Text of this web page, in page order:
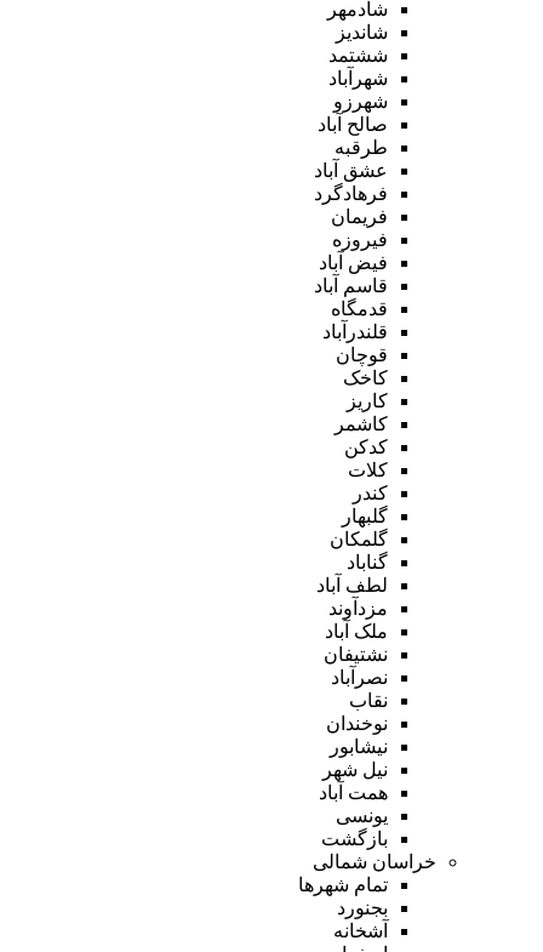
شادمهر
شاندیز
ششتمد
شهرآباد
شهرزو
صالح آباد
طرقبه
عشق آباد
فرهادگرد
فریمان
فیروزه
فیض آباد
قاسم آباد
قدمگاه
قلندرآباد
قوچان
کاخک
کاریز
کاشمر
کدکن
کلات
کندر
گلبهار
گلمکان
گناباد
لطف آباد
مزدآوند
ملک آباد
نشتیفان
نصرآباد
نقاب
نوخندان
نیشابور
نیل شهر
همت آباد
یونسی
بازگشت
خراسان شمالی
تمام شهر‌ها
بجنورد
آشخانه